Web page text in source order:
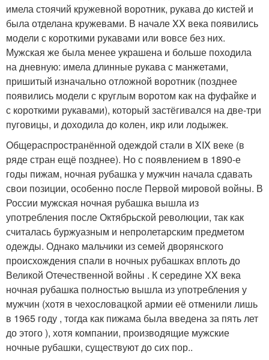
имела стоячий кружевной воротник, рукава до кистей и
была отделана кружевами. В начале XX века появились
модели с короткими рукавами или вовсе без них.
Мужская же была менее украшена и больше походила
на дневную: имела длинные рукава с манжетами,
пришитый изначально отложной воротник (позднее
появились модели с круглым воротом как на фуфайке и
с короткими рукавами), который застёгивался на две-три
пуговицы, и доходила до колен, икр или лодыжек.
Общераспространённой одеждой стали в XIX веке (в
ряде стран ещё позднее). Но с появлением в 1890-е
годы пижам, ночная рубашка у мужчин начала сдавать
свои позиции, особенно после Первой мировой войны. В
России мужская ночная рубашка вышла из
употребления после Октябрьской революции, так как
считалась буржуазным и непролетарским предметом
одежды. Однако мальчики из семей дворянского
происхождения спали в ночных рубашках вплоть до
Великой Отечественной войны . К середине XX века
ночная рубашка полностью вышла из употребления у
мужчин (хотя в чехословацкой армии её отменили лишь
в 1965 году , тогда как пижама была введена за пять лет
до этого ), хотя компании, производящие мужские
ночные рубашки, существуют до сих пор..